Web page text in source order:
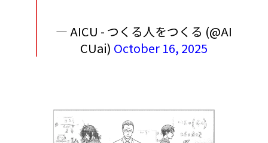
— AICU - つくる人をつくる (@AI
CUai) October 16, 2025